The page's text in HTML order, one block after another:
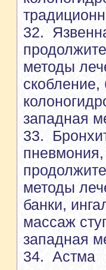
32.
методы
западная
33.
пневмония,
методы
банки,
массаж
западная
34. Астма